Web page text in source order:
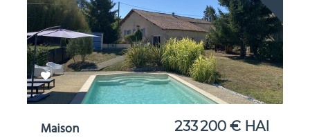
Maison 233 200 € HAI